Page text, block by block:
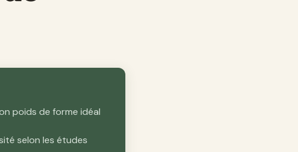
poids de forme idéal
selon les études